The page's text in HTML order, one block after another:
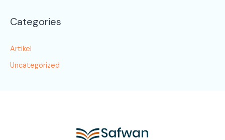
Categories
Artikel
Uncategorized